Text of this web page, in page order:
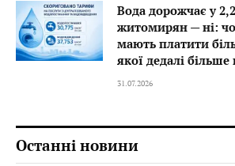
Вода дорожчає у
житомирян — ні:
мають платити
якої дедалі більше
31.07.2026
Останні новини